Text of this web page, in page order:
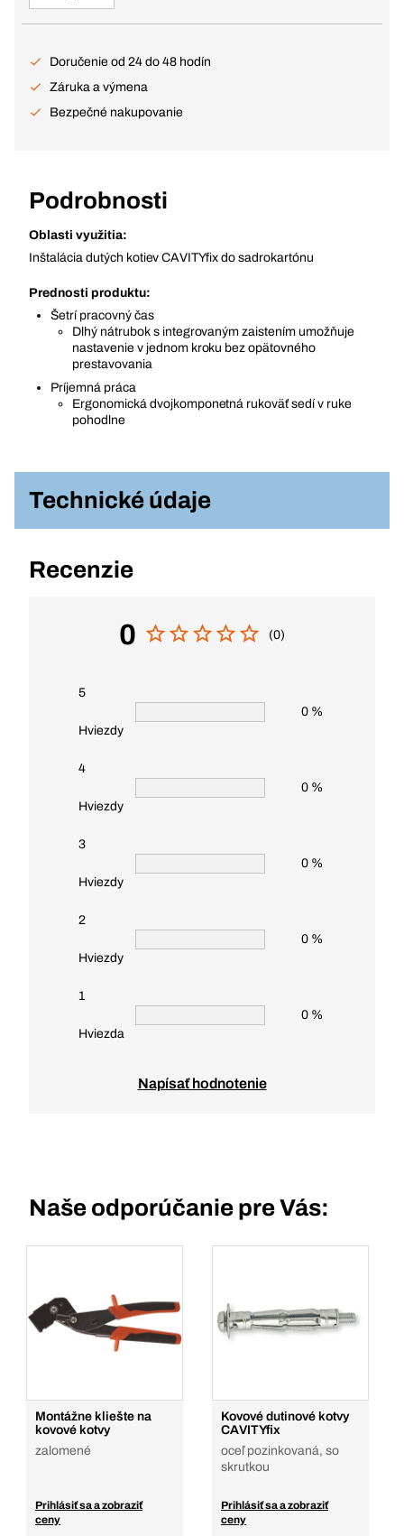
Doručenie od 24 do 48 hodín
Záruka a výmena
Bezpečné nakupovanie
Podrobnosti
Oblasti využitia:
Inštalácia dutých kotiev CAVITYfix do sadrokartónu
Prednosti produktu:
Šetrí pracovný čas
Dlhý nátrubok s integrovaným zaistením umožňuje
nastavenie v jednom kroku bez opätovného
prestavovania
Príjemná práca
Ergonomická dvojkomponetná rukoväť sedí v ruke
pohodlne
Technické údaje
Recenzie
0 (0)
5
Hviezdy
0 %
4
Hviezdy
0 %
3
Hviezdy
0 %
2
Hviezdy
0 %
1
Hviezda
0 %
Napísať hodnotenie
Naše odporúčanie pre Vás:
Montážne kliešte na
kovové kotvy
zalomené
Prihlásiť sa a zobraziť
ceny
Kovové dutinové kotvy
CAVITYfix
oceľ pozinkovaná, so
skrutkou
Prihlásiť sa a zobraziť
ceny